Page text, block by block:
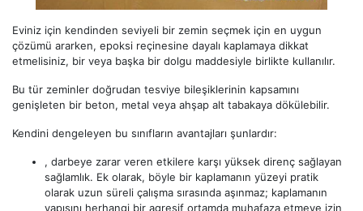
Eviniz için kendinden seviyeli bir zemin seçmek için en uygun
çözümü ararken, epoksi reçinesine dayalı kaplamaya dikkat
etmelisiniz, bir veya başka bir dolgu maddesiyle birlikte kullanılır.
Bu tür zeminler doğrudan tesviye bileşiklerinin kapsamını
genişleten bir beton, metal veya ahşap alt tabakaya dökülebilir.
Kendini dengeleyen bu sınıfların avantajları şunlardır:
, darbeye zarar veren etkilere karşı yüksek direnç sağlayan
sağlamlık. Ek olarak, böyle bir kaplamanın yüzeyi pratik
olarak uzun süreli çalışma sırasında aşınmaz; kaplamanın
yapısını herhangi bir agresif ortamda muhafaza etmeye izin